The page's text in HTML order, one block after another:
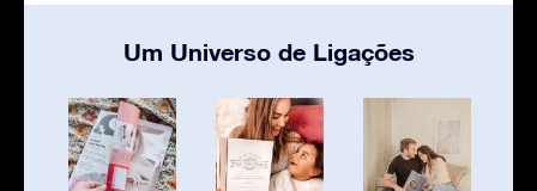
Um Universo de Ligações